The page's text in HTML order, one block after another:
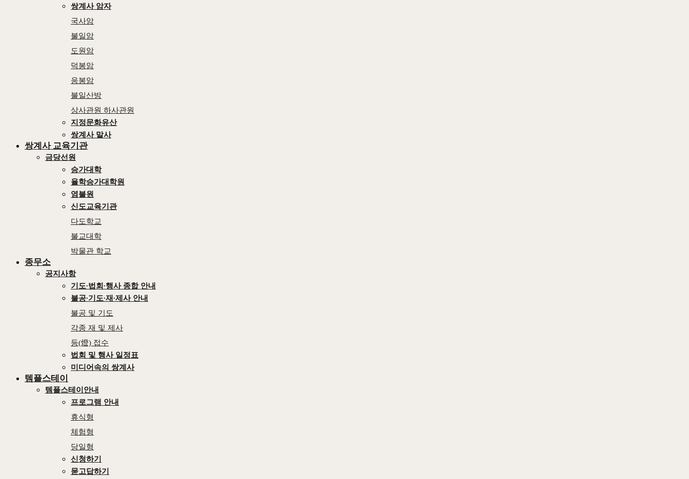
쌍계사 암자
국사암
불일암
도원암
덕봉암
응봉암
불일산방
상사관원 하사관원
지정문화유산
쌍계사 말사
쌍계사 교육기관
금당선원
승가대학
율학승가대학원
염불원
신도교육기관
다도학교
불교대학
박물관 학교
종무소
공지사항
기도∙법회∙행사 종합 안내
불공∙기도∙재∙제사 안내
불공 및 기도
각종 재 및 제사
등(燈) 접수
법회 및 행사 일정표
미디어속의 쌍계사
템플스테이
템플스테이안내
프로그램 안내
휴식형
체험형
당일형
신청하기
묻고답하기